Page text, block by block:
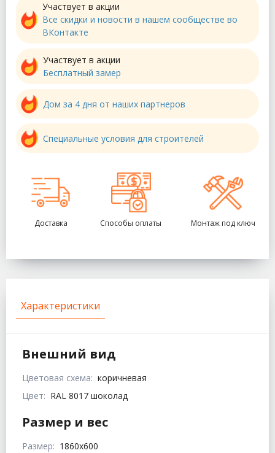
Участвует в акции
Все скидки и новости в нашем сообществе во
ВКонтакте
Участвует в акции
Бесплатный замер
Дом за 4 дня от наших партнеров
Специальные условия для строителей
Доставка Способы оплаты Монтаж под ключ
Характеристики
Внешний вид
Цветовая схема: коричневая
Цвет: RAL 8017 шоколад
Размер и вес
Размер: 1860х600